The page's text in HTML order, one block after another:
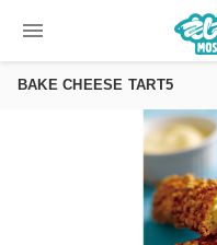
menu
BAKE CHEESE TART5